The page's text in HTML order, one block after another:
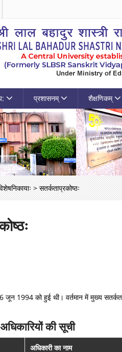
प्रशासनम् शैक्षणिकम्
> सतर्कताप्रकोष्ठः
जून 1994 को हुई थी। वर्तमान में मुख्य सतर्कता
की सूची
अधिकारी का नाम